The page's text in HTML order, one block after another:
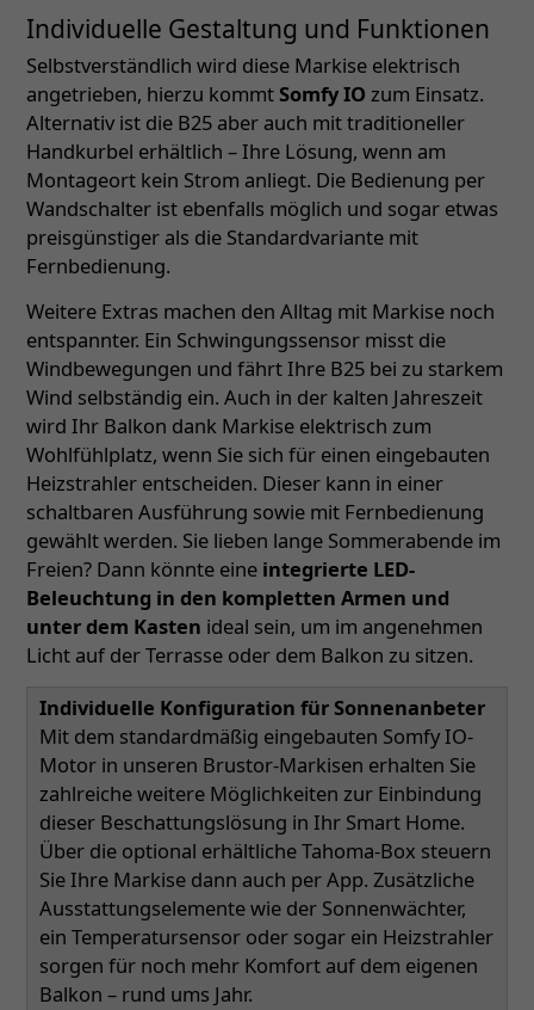
Individuelle Gestaltung und Funktionen
Selbstverständlich wird diese Markise elektrisch
angetrieben, hierzu kommtSomfy IO zum Einsatz.
Alternativ ist die B25 aber auch mit traditioneller
Handkurbel erhältlich – Ihre Lösung, wenn am
Montageort kein Strom anliegt. Die Bedienung per
Wandschalter ist ebenfalls möglich und sogar etwas
preisgünstiger als die Standardvariante mit
Fernbedienung.
Weitere Extras machen den Alltag mit Markise noch
entspannter. Ein Schwingungssensor misst die
Windbewegungen und fährt Ihre B25 bei zu starkem
Wind selbständig ein. Auch in der kalten Jahreszeit
wird Ihr Balkon dank Markise elektrisch zum
Wohlfühlplatz, wenn Sie sich für einen eingebauten
Heizstrahler entscheiden. Dieser kann in einer
schaltbaren Ausführung sowie mit Fernbedienung
gewählt werden. Sie lieben lange Sommerabende im
Freien? Dann könnte eine integrierte LED-
Beleuchtung in den kompletten Armen und
unter dem Kasten ideal sein, um im angenehmen
Licht auf der Terrasse oder dem Balkon zu sitzen.
Individuelle Konfiguration für Sonnenanbeter
Mit dem standardmäßig eingebauten Somfy IO-
Motor in unseren Brustor-Markisen erhalten Sie
zahlreiche weitere Möglichkeiten zur Einbindung
dieser Beschattungslösung in Ihr Smart Home.
Über die optional erhältliche Tahoma-Box steuern
Sie Ihre Markise dann auch per App. Zusätzliche
Ausstattungselemente wie der Sonnenwächter,
ein Temperatursensor oder sogar ein Heizstrahler
sorgen für noch mehr Komfort auf dem eigenen
Balkon – rund ums Jahr.